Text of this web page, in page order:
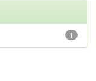
1